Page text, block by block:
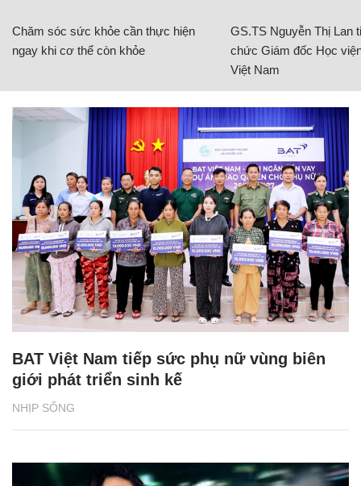
Chăm sóc sức khỏe cần thực hiện
ngay khi cơ thể còn khỏe
GS.TS Nguyễn Thị Lan
chức Giám đốc Học
Việt Nam
NHỊP SỐNG
BAT Việt Nam tiếp sức phụ nữ vùng biên
giới phát triển sinh kế